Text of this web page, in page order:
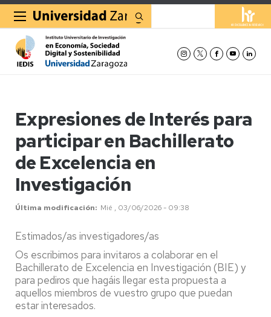
Expresiones de Interés para
participar en Bachillerato
de Excelencia en
Investigación
Última modificación Mié , 03/06/2026 - 09:38
Estimados/as investigadores/as
Os escribimos para invitaros a colaborar en el
Bachillerato de Excelencia en Investigación (BIE) y
para pediros que hagáis llegar esta propuesta a
aquellos miembros de vuestro grupo que puedan
estar interesados.